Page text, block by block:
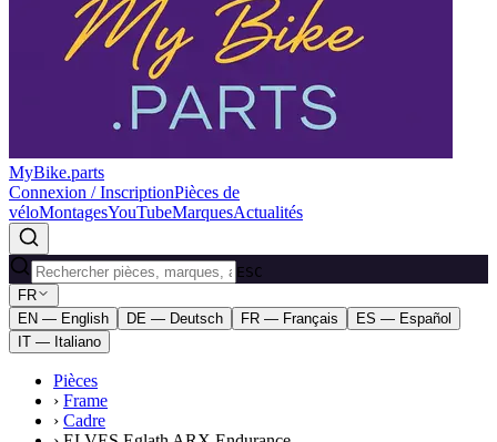
MyBike.parts
Connexion / InscriptionPièces de
véloMontagesYouTubeMarquesActualités
ESC
FR
EN — English
DE — Deutsch FR — Français
ES — Español
IT — Italiano
Pièces
› Frame
› Cadre